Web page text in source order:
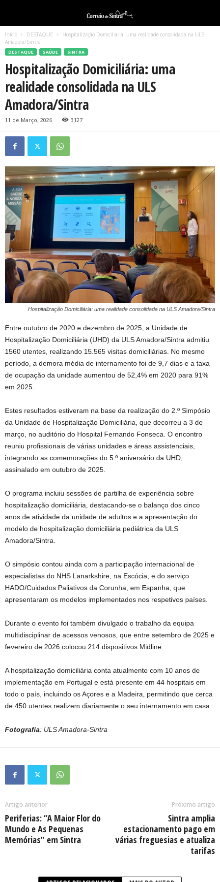
Início DESTAQUE
Hospitalização Domiciliária: uma realidade consolidada na ULS
Amadora/Sintra
DESTAQUE SAÚDE SINTRA
Hospitalização Domiciliária: uma
realidade consolidada na ULS
Amadora/Sintra
11 de Março, 2026 3127
Hospitalização Domiciliária: uma realidade consolidada na ULS Amadora/Sintra
Entre outubro de 2020 e dezembro de 2025, a Unidade de
Hospitalização Domiciliária (UHD) da ULS Amadora/Sintra admitiu
1560 utentes, realizando 15.565 visitas domiciliárias. No mesmo
período, a demora média de internamento foi de 9,7 dias e a taxa
de ocupação da unidade aumentou de 52,4% em 2020 para 91%
em 2025.
Estes resultados estiveram na base da realização do 2.º Simpósio
da Unidade de Hospitalização Domiciliária, que decorreu a 3 de
março, no auditório do Hospital Fernando Fonseca. O encontro
reuniu profissionais de várias unidades e áreas assistenciais,
integrando as comemorações do 5.º aniversário da UHD,
assinalado em outubro de 2025.
O programa incluiu sessões de partilha de experiência sobre
hospitalização domiciliária, destacando-se o balanço dos cinco
anos de atividade da unidade de adultos e a apresentação do
modelo de hospitalização domiciliária pediátrica da ULS
Amadora/Sintra.
O simpósio contou ainda com a participação internacional de
especialistas do NHS Lanarkshire, na Escócia, e do serviço
HADO/Cuidados Paliativos da Corunha, em Espanha, que
apresentaram os modelos implementados nos respetivos países.
Durante o evento foi também divulgado o trabalho da equipa
multidisciplinar de acessos venosos, que entre setembro de 2025 e
fevereiro de 2026 colocou 214 dispositivos Midline.
A hospitalização domiciliária conta atualmente com 10 anos de
implementação em Portugal e está presente em 44 hospitais em
todo o país, incluindo os Açores e a Madeira, permitindo que cerca
de 450 utentes realizem diariamente o seu internamento em casa.
Fotografia: ULS Amadora-Sintra
Artigo anterior
Periferias: “A Maior Flor do
Mundo e As Pequenas
Memórias” em Sintra
Próximo artigo
Sintra amplia
estacionamento pago em
várias freguesias e atualiza
tarifas